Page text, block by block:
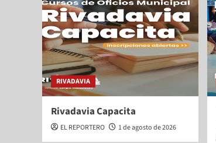
RIVADAVIA
Rivadavia Capacita
EL REPORTERO 1 de agosto de 2026